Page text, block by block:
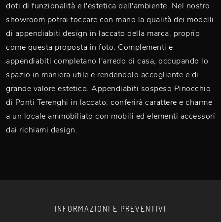
doti di funzionalità e l'estetica dell'ambiente. Nel nostro
showroom potrai toccare con mano la qualità dei modelli
di appendiabiti design in laccato della marca, proprio
come questa proposta in foto. Complementi e
appendiabiti completano l'arredo di casa, occupando lo
spazio in maniera utile e rendendolo accogliente e di
grande valore estetico. Appendiabiti sospeso Pinocchio
di Ponti Terenghi in laccato: conferirà carattere e charme
a un locale ammobiliato con mobili ed elementi accessori
dai richiami design.
INFORMAZIONI E PREVENTIVI